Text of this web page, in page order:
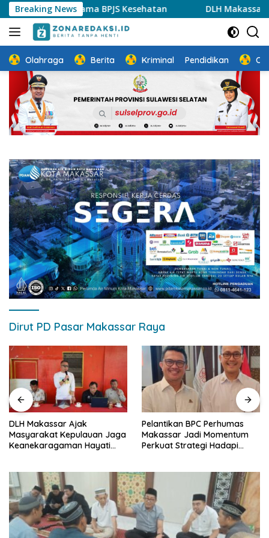
Langsung
ke
konten
Breaking News
Bersama BPJS Kesehatan DLH Makassar Ajak
Olahraga Berita Kriminal Pendidikan
Dirut PD Pasar Makassar Raya
DLH Makassar Ajak
Masyarakat Kepulauan Jaga
Keanekaragaman Hayati
Pelantikan BPC Perhumas
Makassar Jadi Momentum
Perkuat Strategi Hadapi